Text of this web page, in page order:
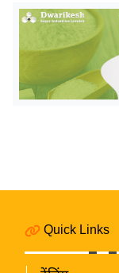
ग
डि
सा
ऑ
Quick Links